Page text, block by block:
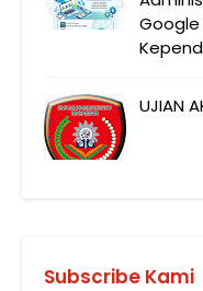
UJIAN
Subscribe Kami